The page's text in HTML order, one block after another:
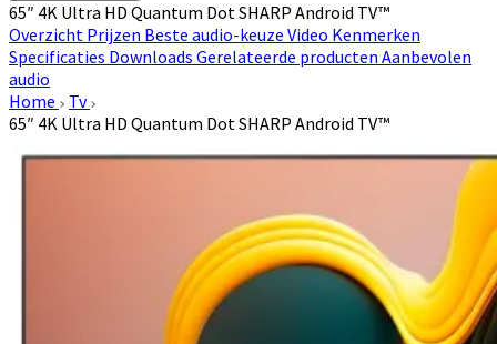
65″ 4K Ultra HD Quantum Dot SHARP Android TV™
Overzicht Prijzen Beste audio-keuze Video Kenmerken
Specificaties Downloads Gerelateerde producten Aanbevolen
audio
Home
Tv
65″ 4K Ultra HD Quantum Dot SHARP Android TV™